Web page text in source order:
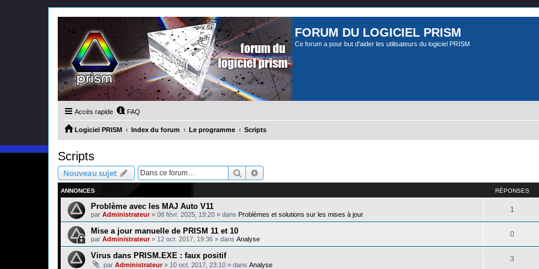
FORUM DU LOGICIEL PRISM
Ce forum a pour but d'aider les utilisateurs du logiciel PRISM
Accès rapide FAQ
Logiciel PRISM Index du forum Le programme Scripts
Scripts
Nouveau sujet Rechercher
ANNONCES RÉPONSES
Problème avec les MAJ Auto V11
par Administrateur» 08 févr. 2025, 19:20 » dans Problèmes et solutions sur les mises à jour
1
Mise a jour manuelle de PRISM 11 et 10
par Administrateur» 12 oct. 2017, 19:36 » dans Analyse
0
Virus dans PRISM.EXE : faux positif
par Administrateur» 10 oct. 2017, 23:10 » dans Analyse
3